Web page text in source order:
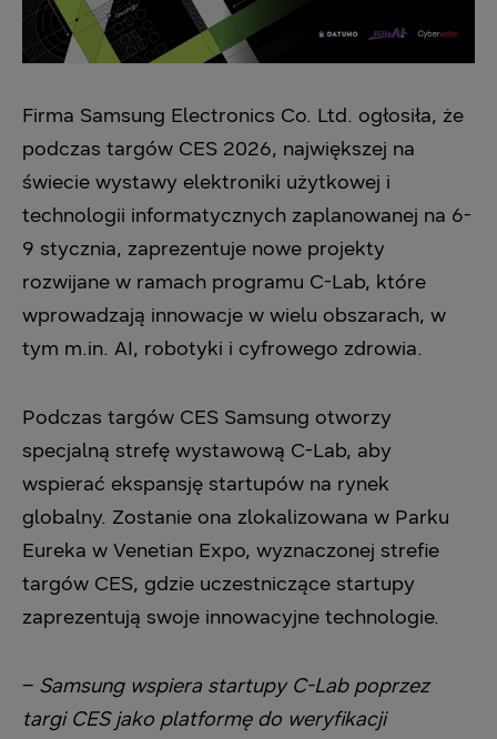
Firma Samsung Electronics Co. Ltd. ogłosiła, że
podczas targów CES 2026, największej na
świecie wystawy elektroniki użytkowej i
technologii informatycznych zaplanowanej na 6-
9 stycznia, zaprezentuje nowe projekty
rozwijane w ramach programu C-Lab, które
wprowadzają innowacje w wielu obszarach, w
tym m.in. AI, robotyki i cyfrowego zdrowia.
Podczas targów CES Samsung otworzy
specjalną strefę wystawową C-Lab, aby
wspierać ekspansję startupów na rynek
globalny. Zostanie ona zlokalizowana w Parku
Eureka w Venetian Expo, wyznaczonej strefie
targów CES, gdzie uczestniczące startupy
zaprezentują swoje innowacyjne technologie.
– Samsung wspiera startupy C-Lab poprzez
targi CES jako platformę do weryfikacji